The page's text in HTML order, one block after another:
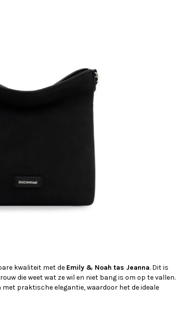
kwaliteit met de Emily & Noah tas Jeanna. Dit is
die weet wat ze wil en niet bang is om op te vallen.
praktische elegantie, waardoor het de ideale